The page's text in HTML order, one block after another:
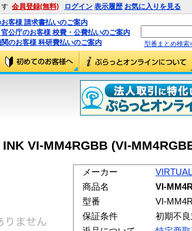
会員登録(無料) ログイン 表示履歴 お気に入りを見る
客様 請求書払いのご案内
公庁のお客様 校費・公費払いのご案内
のお客様 科研費払いのご案内
型番まとめ検索
VI-MM4RGBB (VI-
メーカー
商品名
VI-
型番
VI-
保証条件
初期不